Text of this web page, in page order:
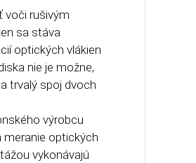
voči rušivým
sa stáva
optických vlákien
nie je možne,
trvalý spoj dvoch
výrobcu
meranie optických
vykonávajú